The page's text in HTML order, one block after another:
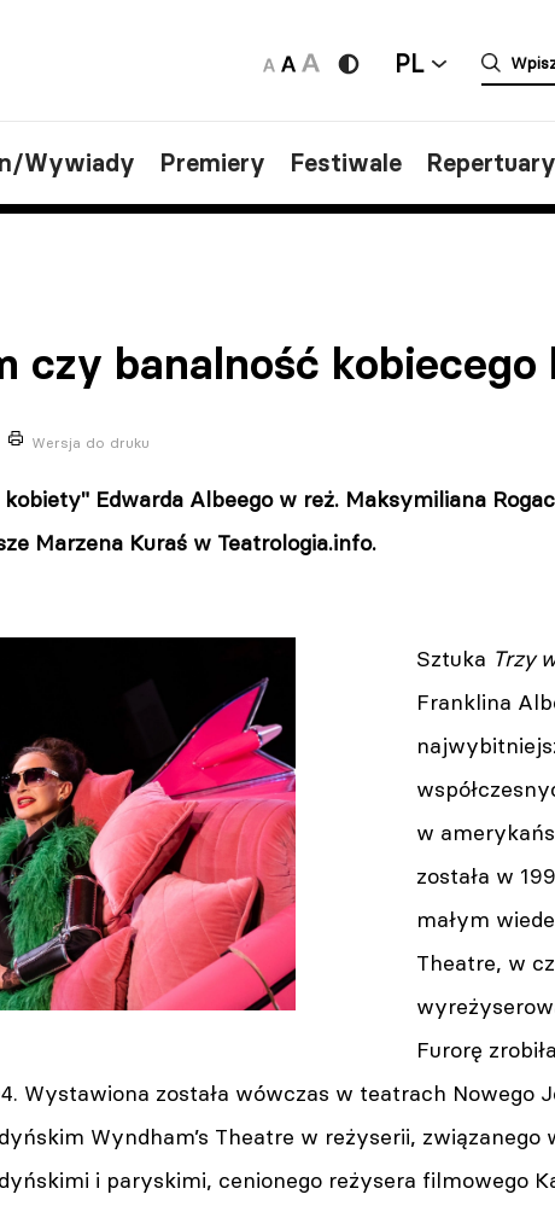
PL
Wywiady Premiery Festiwale Repertuary
czy banalność kobiecego
Wersja do druku
Edwarda Albeego w reż. Maksymiliana
Marzena Kuraś w Teatrologia.info.
Sztuka Trzy
Franklina
w
została w
małym
Theatre, w
Furorę
Wystawiona została wówczas w teatrach Nowego
Wyndham’s Theatre w reżyserii,
i paryskimi, cenionego reżysera filmowego